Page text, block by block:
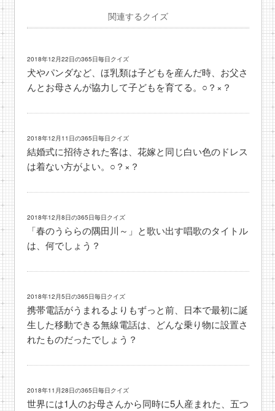
関連するクイズ
2018年12月22日の365日毎日クイズ
犬やパンダなど、ほ乳類は子どもを産んだ時、お父さ
んとお母さんが協力して子どもを育てる。○？×？
2018年12月11日の365日毎日クイズ
結婚式に招待された客は、花嫁と同じ白い色のドレス
は着ない方がよい。○？×？
2018年12月8日の365日毎日クイズ
「春のうららの隅田川～」と歌い出す唱歌のタイトル
は、何でしょう？
2018年12月5日の365日毎日クイズ
携帯電話がうまれるよりもずっと前、日本で最初に誕
生した移動できる無線電話は、どんな乗り物に設置さ
れたものだったでしょう？
2018年11月28日の365日毎日クイズ
世界には1人のお母さんから同時に5人産まれた、五つ